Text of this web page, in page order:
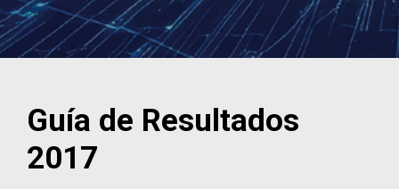
Guía de Resultados
2017